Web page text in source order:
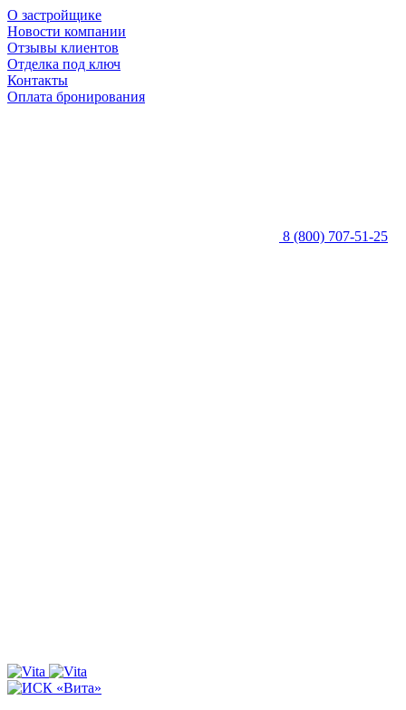
О застройщике
Новости компании
Отзывы клиентов
Отделка под ключ
Контакты
Оплата бронирования
8 (800) 707-51-25